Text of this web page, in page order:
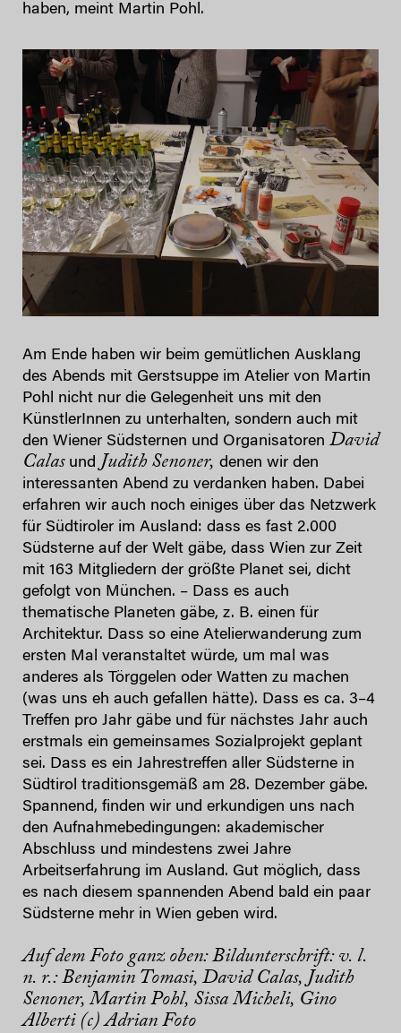
haben, meint Martin Pohl.
Am Ende haben wir beim gemütlichen Ausklang
des Abends mit Gerstsuppe im Atelier von Martin
Pohl nicht nur die Gelegenheit uns mit den
KünstlerInnen zu unterhalten, sondern auch mit
den Wiener Südsternen und Organisatoren David
Calasund Judith Senoner, denen wir den
interessanten Abend zu verdanken haben. Dabei
erfahren wir auch noch einiges über das Netzwerk
für Südtiroler im Ausland: dass es fast 2.000
Südsterne auf der Welt gäbe, dass Wien zur Zeit
mit 163 Mitgliedern der größte Planet sei, dicht
gefolgt von München. – Dass es auch
thematische Planeten gäbe, z. B. einen für
Architektur. Dass so eine Atelierwanderung zum
ersten Mal veranstaltet würde, um mal was
anderes als Törggelen oder Watten zu machen
(was uns eh auch gefallen hätte). Dass es ca. 3–4
Treffen pro Jahr gäbe und für nächstes Jahr auch
erstmals ein gemeinsames Sozialprojekt geplant
sei. Dass es ein Jahrestreffen aller Südsterne in
Südtirol traditionsgemäß am 28. Dezember gäbe.
Spannend, finden wir und erkundigen uns nach
den Aufnahmebedingungen: akademischer
Abschluss und mindestens zwei Jahre
Arbeitserfahrung im Ausland. Gut möglich, dass
es nach diesem spannenden Abend bald ein paar
Südsterne mehr in Wien geben wird.
Auf dem Foto ganz oben: Bildunterschrift: v. l.
n. r.: Benjamin Tomasi, David Calas, Judith
Senoner, Martin Pohl, Sissa Micheli, Gino
Alberti (c) Adrian Foto